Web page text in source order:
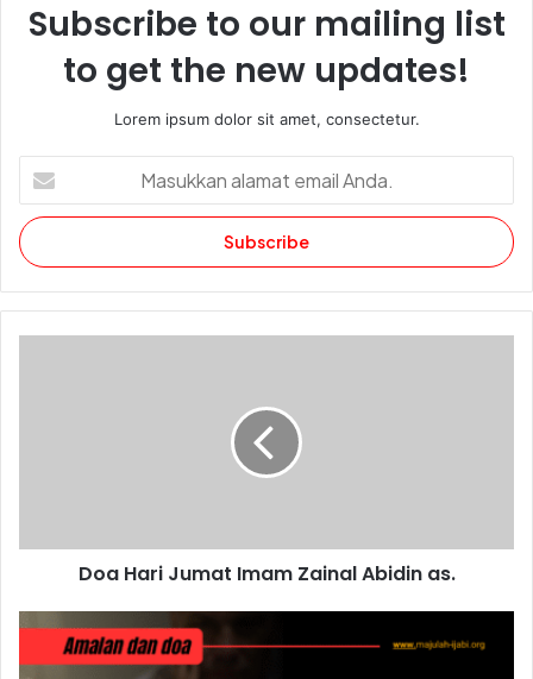
Subscribe to our mailing list
to get the new updates!
Lorem ipsum dolor sit amet, consectetur.
alamat
email
Anda.
Doa Hari Jumat Imam Zainal Abidin as.
Doa
‘Adilah
(Doa